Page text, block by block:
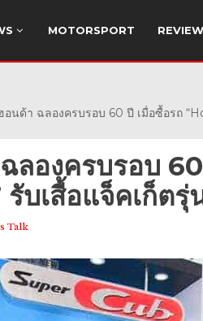
MOTORSPORT
นด้า ฉลองครบรอบ 60 ปี เมื่อซื้อรถ
ลองครบรอบ
บเสื้อแจ็คเก็ตรุ่
Talk